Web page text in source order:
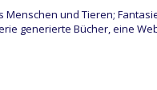
und Tieren;
generierte Bücher, eine